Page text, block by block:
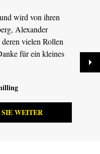
wird von ihren
Alexander
vielen Rollen
für ein kleines
WEITER